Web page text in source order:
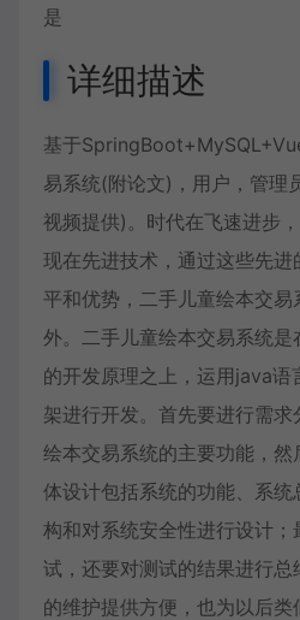
是
详细描述
基于
易系统(附论文)，用户，管理
视频提供)。时代在飞速进步
现在先进技术，通过这些先
平和优势，二手儿童绘本交易
外。二手儿童绘本交易系统
的开发原理之上，运用java
架进行开发。首先要进行需
绘本交易系统的主要功能，
体设计包括系统的功能、系
构和对系统安全性进行设计；
试，还要对测试的结果进行
的维护提供方便，也为以后